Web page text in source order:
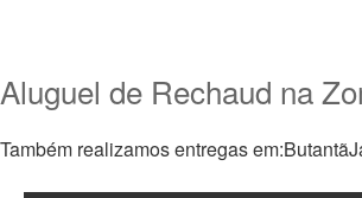
Aluguel de Rechaud na
Também realizamos entregas